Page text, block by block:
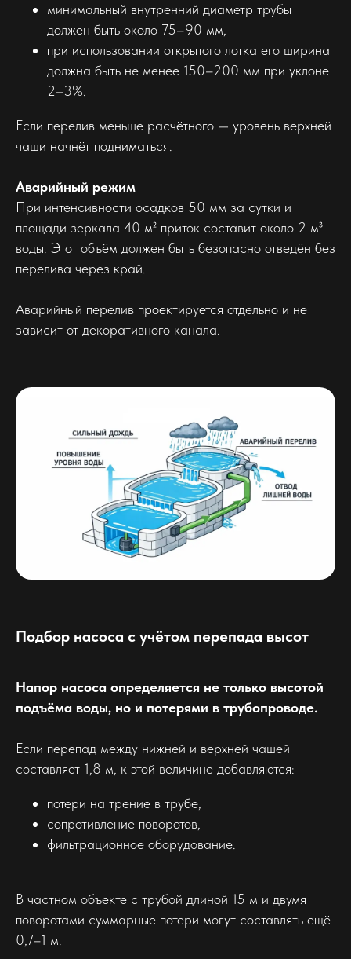
минимальный внутренний диаметр трубы
должен быть около 75–90 мм,
при использовании открытого лотка его ширина
должна быть не менее 150–200 мм при уклоне
2–3%.
Если перелив меньше расчётного — уровень верхней
чаши начнёт подниматься.
Аварийный режим
При интенсивности осадков 50 мм за сутки и
площади зеркала 40 м² приток составит около 2 м³
воды. Этот объём должен быть безопасно отведён без
перелива через край.
Аварийный перелив проектируется отдельно и не
зависит от декоративного канала.
Подбор насоса с учётом перепада высот
Напор насоса определяется не только высотой
подъёма воды, но и потерями в трубопроводе.
Если перепад между нижней и верхней чашей
составляет 1,8 м, к этой величине добавляются:
потери на трение в трубе,
сопротивление поворотов,
фильтрационное оборудование.
В частном объекте с трубой длиной 15 м и двумя
поворотами суммарные потери могут составлять ещё
0,7–1 м.